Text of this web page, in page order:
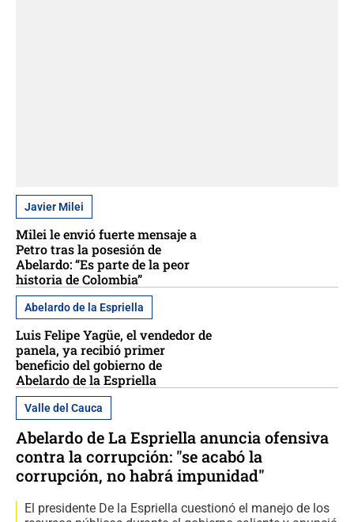
Javier Milei
Milei le envió fuerte mensaje a
Petro tras la posesión de
Abelardo: “Es parte de la peor
historia de Colombia”
Abelardo de la Espriella
Luis Felipe Yagüe, el vendedor de
panela, ya recibió primer
beneficio del gobierno de
Abelardo de la Espriella
Valle del Cauca
Abelardo de La Espriella anuncia ofensiva
contra la corrupción: "se acabó la
corrupción, no habrá impunidad"
El presidente De la Espriella cuestionó el manejo de los